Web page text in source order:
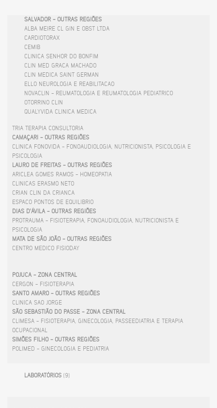
SALVADOR - OUTRAS REGIÕES
ALBA MEIRE CL GIN E OBST LTDA
CARDIOTORAX
CEMIB
CLINICA SENHOR DO BONFIM
CLIN MED GRACA MACHADO
CLIN MEDICA SAINT GERMAN
ELLO NEUROLOGIA E REABILITACAO
NOVACLIN - REUMATOLOGIA E REUMATOLOGIA PEDIATRICO
OTORRINO CLIN
QUALYVIDA CLINICA MEDICA
TRIA TERAPIA CONSULTORIA
CAMAÇARI - OUTRAS REGIÕES
CLINICA FONOVIDA - FONOAUDIOLOGIA, NUTRICIONISTA, PSICOLOGIA E
PSICOLOGIA
LAURO DE FREITAS - OUTRAS REGIÕES
ARICLEA GOMES RAMOS - HOMEOPATIA
CLINICAS ERASMO NETO
CRIAN CLIN DA CRIANCA
ESPACO PONTOS DE EQUILIBRIO
DIAS D'ÁVILA - OUTRAS REGIÕES
PROTRAUMA - FISIOTERAPIA, FONOAUDIOLOGIA, NUTRICIONISTA E
PSICOLOGIA
MATA DE SÃO JOÃO - OUTRAS REGIÕES
CENTRO MEDICO FISIODAY
POJUCA - ZONA CENTRAL
CERGON - FISIOTERAPIA
SANTO AMARO - OUTRAS REGIÕES
CLINICA SAO JORGE
SÃO SEBASTIÃO DO PASSE - ZONA CENTRAL
CLIMESA - FISIOTERAPIA, GINECOLOGIA, PASSEEDIATRIA E TERAPIA
OCUPACIONAL
SIMÕES FILHO - OUTRAS REGIÕES
POLIMED - GINECOLOGIA E PEDIATRIA
LABORATÓRIOS (9)